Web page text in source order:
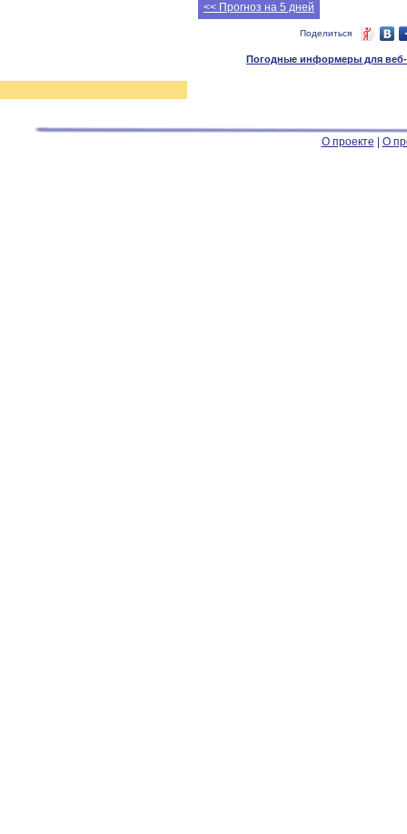
<< Прогноз на 5 дней
Поделиться
Погодные информеры для веб-
О проекте О